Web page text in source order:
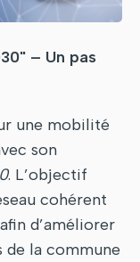
– Un pas
une mobilité
son
. L’objectif
cohérent
d’améliorer
de la commune